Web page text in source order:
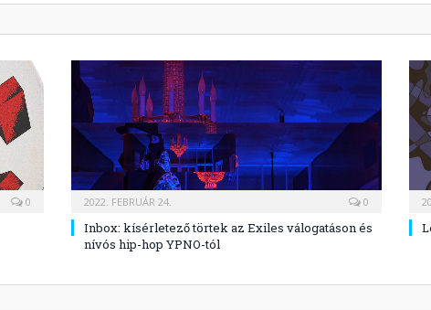
0 2022. FEBRUÁR 24. 0
Inbox: kísérletező törtek az Exiles válogatáson és
nívós hip-hop YPNO-tól